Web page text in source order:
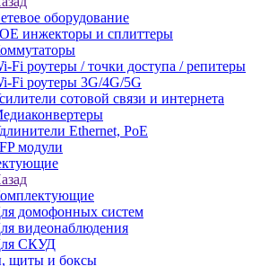
оборудование
инжекторы и сплиттеры
Fi роутеры / точки доступа / репитеры
Fi роутеры 3G/4G/5G
сотовой связи и интернета
Ethernet, PoE
модули
домофонных систем
видеонаблюдения
СКУД
щиты и боксы